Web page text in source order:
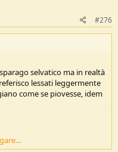
#276
selvatico ma in realtà
lessati leggermente
come se piovesse, idem